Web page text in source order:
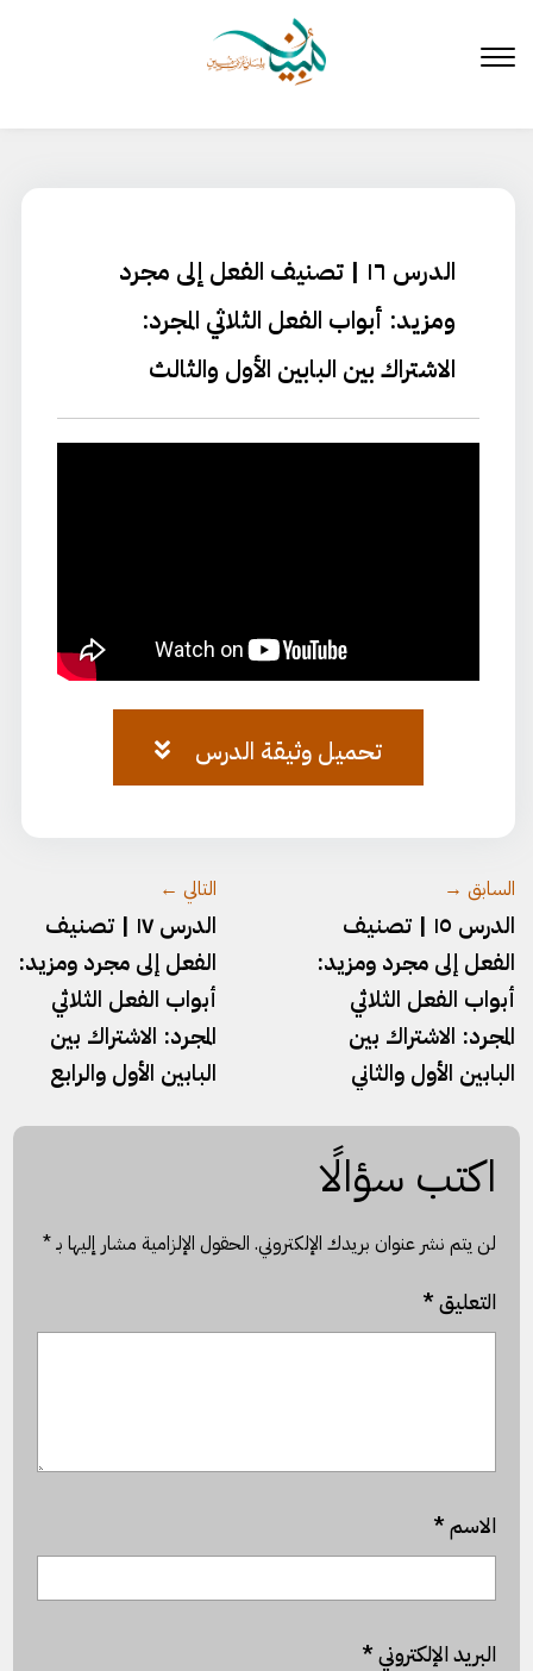
المحتوى
الدرس ١٦ | تصنيف الفعل إلى مجرد
ومزيد: أبواب الفعل الثلاثي المجرد:
الاشتراك بين البابين الأول والثالث
تحميل وثيقة الدرس
السابق →
الدرس ١٥ | تصنيف
الفعل إلى مجرد ومزيد:
أبواب الفعل الثلاثي
المجرد: الاشتراك بين
البابين الأول والثاني
التالي ←
الدرس ١٧ | تصنيف
الفعل إلى مجرد ومزيد:
أبواب الفعل الثلاثي
المجرد: الاشتراك بين
البابين الأول والرابع
اكتب سؤالًا
لن يتم نشر عنوان بريدك الإلكتروني. الحقول الإلزامية مشار إليها بـ*
التعليق*
الاسم*
البريد الإلكتروني*